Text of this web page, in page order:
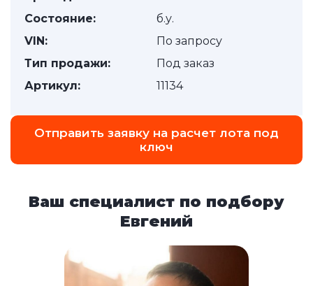
Состояние:
б.у.
VIN:
По запросу
Тип продажи:
Под заказ
Артикул:
11134
Отправить заявку на расчет лота под
ключ
Ваш специалист по подбору
Евгений